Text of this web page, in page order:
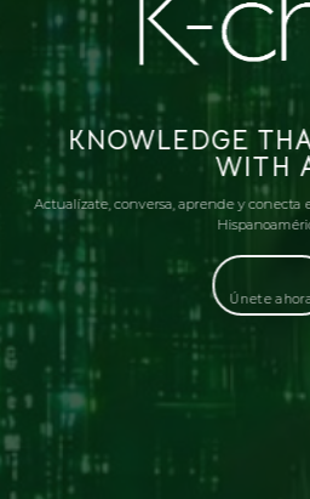
KNOWLEDGE
WITH
Actualízate, conversa, aprende y
Únete